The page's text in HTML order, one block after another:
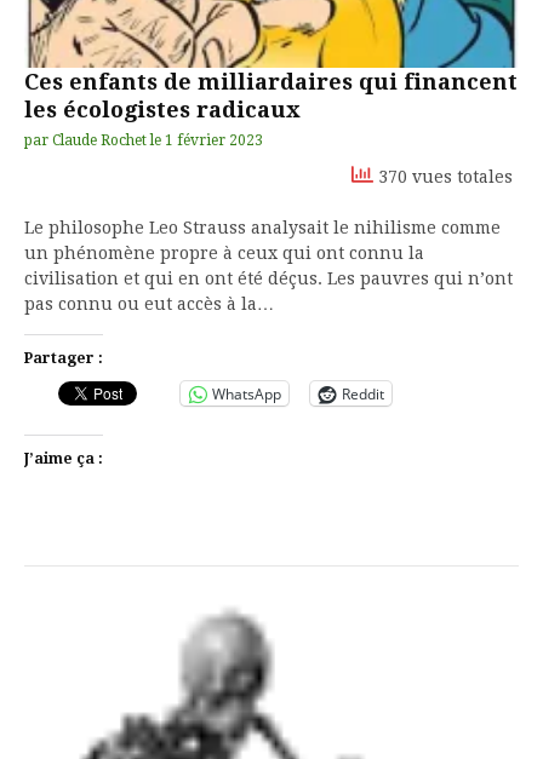
Ces enfants de milliardaires qui financent
les écologistes radicaux
par Claude Rochet le 1 février 2023
370 vues totales
Le philosophe Leo Strauss analysait le nihilisme comme
un phénomène propre à ceux qui ont connu la
civilisation et qui en ont été déçus. Les pauvres qui n’ont
pas connu ou eut accès à la…
Partager :
WhatsApp Reddit
J’aime ça :